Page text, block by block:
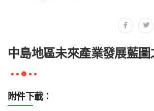
分享至
中島地區未來產業發展藍圖
附件下載：